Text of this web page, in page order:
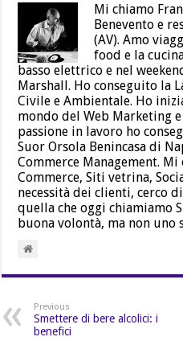
Mi chiamo
Benevento e
(AV). Amo
food e la
basso elettrico e nel
Marshall. Ho conseguito la
Civile e Ambientale. Ho
mondo del Web Marketing
passione in lavoro ho
Suor Orsola Benincasa di
Commerce Management.
Commerce, Siti vetrina,
necessità dei clienti, cerco
quella che oggi chiamiamo
buona volontà, ma non uno
Previous
Smettere di bere alcolici: i
benefici